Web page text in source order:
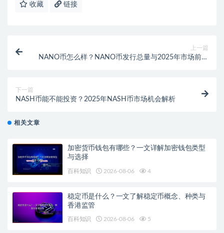
收藏 链接
上一篇
NANO币怎么样？NANO币发行总量与2025年市场前景
下一篇
NASH币能不能投资？2025年NASH币市场机会解析
相关文章
加密货币钱包有哪些？一文详解加密钱包类型
与选择
百科知识 2026-08-06 4
稳定币是什么？一文了解稳定币概念、种类与
香港监管
百科知识 2026-08-06 5